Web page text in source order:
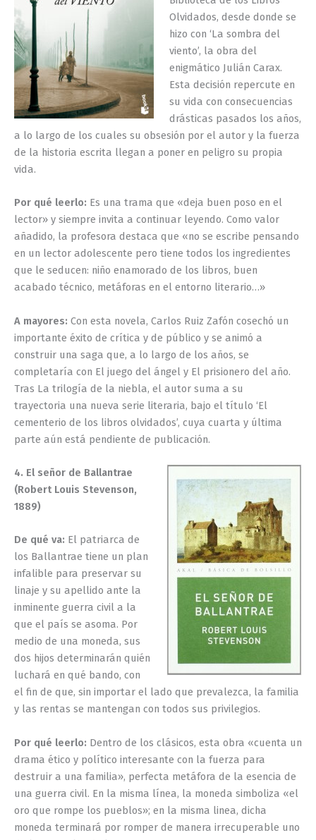
Olvidados, desde donde se
hizo con ‘La sombra del
viento’, la obra del
enigmático Julián Carax.
Esta decisión repercute en
su vida con consecuencias
drásticas pasados los años,
a lo largo de los cuales su obsesión por el autor y la fuerza
de la historia escrita llegan a poner en peligro su propia
vida.
Por qué leerlo: Es una trama que «deja buen poso en el
lector» y siempre invita a continuar leyendo. Como valor
añadido, la profesora destaca que «no se escribe pensando
en un lector adolescente pero tiene todos los ingredientes
que le seducen: niño enamorado de los libros, buen
acabado técnico, metáforas en el entorno literario…»
A mayores: Con esta novela, Carlos Ruiz Zafón cosechó un
importante éxito de crítica y de público y se animó a
construir una saga que, a lo largo de los años, se
completaría con El juego del ángel y El prisionero del año.
Tras La trilogía de la niebla, el autor suma a su
trayectoria una nueva serie literaria, bajo el título ‘El
cementerio de los libros olvidados’, cuya cuarta y última
parte aún está pendiente de publicación.
4. El señor de Ballantrae
(Robert Louis Stevenson,
1889)
De qué va: El patriarca de
los Ballantrae tiene un plan
infalible para preservar su
linaje y su apellido ante la
inminente guerra civil a la
que el país se asoma. Por
medio de una moneda, sus
dos hijos determinarán quién
luchará en qué bando, con
el fin de que, sin importar el lado que prevalezca, la familia
y las rentas se mantengan con todos sus privilegios.
Por qué leerlo: Dentro de los clásicos, esta obra «cuenta un
drama ético y político interesante con la fuerza para
destruir a una familia», perfecta metáfora de la esencia de
una guerra civil. En la misma línea, la moneda simboliza «el
oro que rompe los pueblos»; en la misma linea, dicha
moneda terminará por romper de manera irrecuperable uno